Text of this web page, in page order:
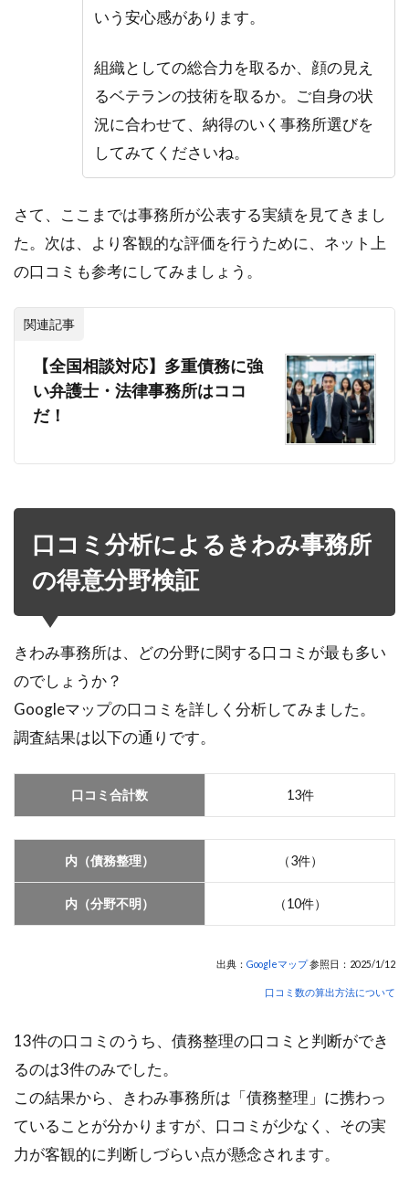
いう安心感があります。
組織としての総合力を取るか、顔の見え
るベテランの技術を取るか。ご自身の状
況に合わせて、納得のいく事務所選びを
してみてくださいね。
さて、ここまでは事務所が公表する実績を見てきまし
た。次は、より客観的な評価を行うために、ネット上
の口コミも参考にしてみましょう。
関連記事
【全国相談対応】多重債務に強
い弁護士・法律事務所はココ
だ！
口コミ分析によるきわみ事務所
の得意分野検証
きわみ事務所は、どの分野に関する口コミが最も多い
のでしょうか？
Googleマップの口コミを詳しく分析してみました。
調査結果は以下の通りです。
口コミ合計数 13件
内（債務整理） （3件）
内（分野不明） （10件）
出典： Googleマップ参照日：2025/1/12
口コミ数の算出方法について
13件の口コミのうち、債務整理の口コミと判断ができ
るのは3件のみでした。
この結果から、きわみ事務所は「債務整理」に携わっ
ていることが分かりますが、口コミが少なく、その実
力が客観的に判断しづらい点が懸念されます。